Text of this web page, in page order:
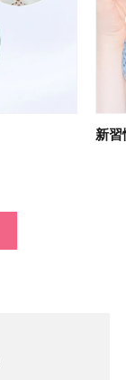
新習